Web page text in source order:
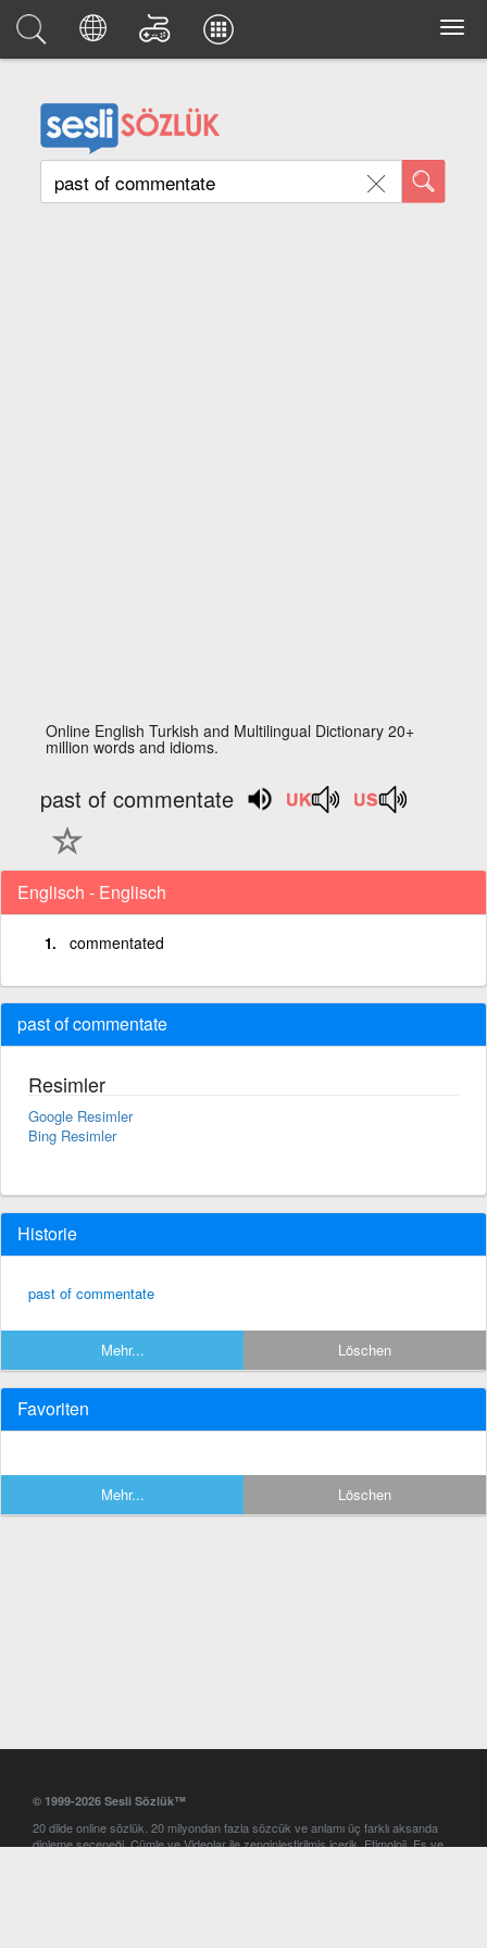
Online English Turkish and Multilingual Dictionary 20+
million words and idioms.
past of commentate
Englisch - Englisch
commentated
past of commentate
Resimler
Google Resimler
Bing Resimler
Historie
past of commentate
Mehr... Löschen
Favoriten
Mehr... Löschen
© 1999-2026 Sesli Sözlük™
20 dilde online sözlük. 20 milyondan fazla sözcük ve anlamı üç farklı aksanda
dinleme seçeneği. Cümle ve Videolar ile zenginleştirilmiş içerik. Etimoloji, Eş ve